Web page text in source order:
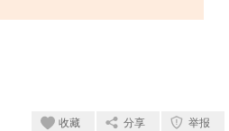
收藏 分享 举报